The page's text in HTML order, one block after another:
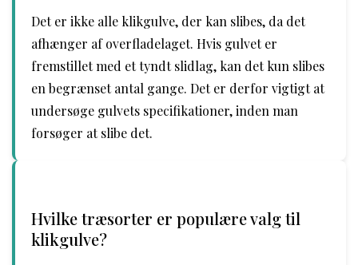
Det er ikke alle klikgulve, der kan slibes, da det
afhænger af overfladelaget. Hvis gulvet er
fremstillet med et tyndt slidlag, kan det kun slibes
en begrænset antal gange. Det er derfor vigtigt at
undersøge gulvets specifikationer, inden man
forsøger at slibe det.
Hvilke træsorter er populære valg til
klikgulve?